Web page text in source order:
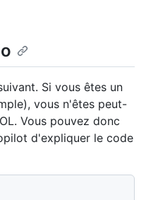
Si vous êtes un
vous n'êtes peut-
Vous pouvez donc
d'expliquer le code